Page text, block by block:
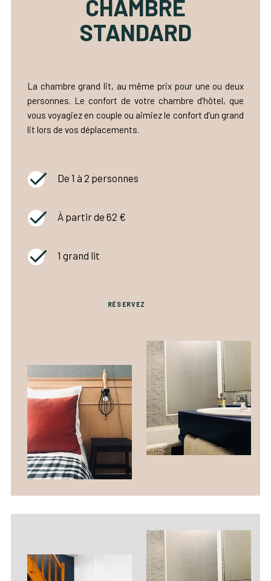
CHAMBRE
STANDARD
La chambre grand lit, au même prix pour une ou deux
personnes. Le confort de votre chambre d’hôtel, que
vous voyagiez en couple ou aimiez le confort d’un grand
lit lors de vos déplacements.
De 1 à 2 personnes
À partir de 62 €
1 grand lit
RÉSERVEZ